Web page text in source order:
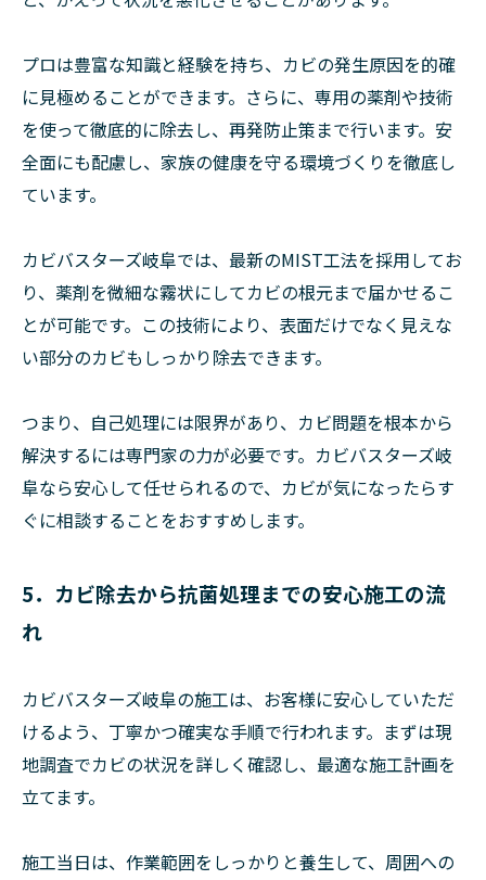
プロは豊富な知識と経験を持ち、カビの発生原因を的確
に見極めることができます。さらに、専用の薬剤や技術
を使って徹底的に除去し、再発防止策まで行います。安
全面にも配慮し、家族の健康を守る環境づくりを徹底し
ています。
カビバスターズ岐阜では、最新のMIST工法を採用してお
り、薬剤を微細な霧状にしてカビの根元まで届かせるこ
とが可能です。この技術により、表面だけでなく見えな
い部分のカビもしっかり除去できます。
つまり、自己処理には限界があり、カビ問題を根本から
解決するには専門家の力が必要です。カビバスターズ岐
阜なら安心して任せられるので、カビが気になったらす
ぐに相談することをおすすめします。
5．カビ除去から抗菌処理までの安心施工の流
れ
カビバスターズ岐阜の施工は、お客様に安心していただ
けるよう、丁寧かつ確実な手順で行われます。まずは現
地調査でカビの状況を詳しく確認し、最適な施工計画を
立てます。
施工当日は、作業範囲をしっかりと養生して、周囲への